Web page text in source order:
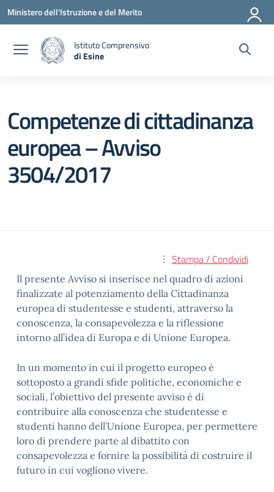
Vai ai contenuti
Vai al menu di navigazione
Vai al footer
Ministero dell'Istruzione e del Merito
Istituto Comprensivo
di Esine
Competenze di cittadinanza
europea – Avviso
3504/2017
Stampa / Condividi
Il presente Avviso si inserisce nel quadro di azioni
finalizzate al potenziamento della Cittadinanza
europea di studentesse e studenti, attraverso la
conoscenza, la consapevolezza e la riflessione
intorno all’idea di Europa e di Unione Europea.
In un momento in cui il progetto europeo è
sottoposto a grandi sfide politiche, economiche e
sociali, l’obiettivo del presente avviso è di
contribuire alla conoscenza che studentesse e
studenti hanno dell’Unione Europea, per permettere
loro di prendere parte al dibattito con
consapevolezza e fornire la possibilità di costruire il
futuro in cui vogliono vivere.